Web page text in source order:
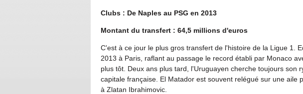
Clubs : De Naples au PSG en 2013
Montant du transfert : 64,5 millions d'euros
C'est à ce jour le plus gros transfert de l'histoire de la Ligue 1.
2013 à Paris, raflant au passage le record établi par Monaco
plus tôt. Deux ans plus tard, l'Uruguayen cherche toujours son
capitale française. El Matador est souvent relégué sur une aile
à Zlatan Ibrahimovic.